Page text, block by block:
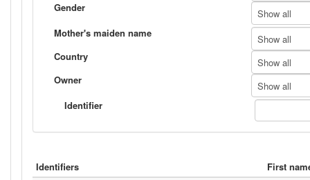
Gender
Show all
Mother's maiden name
Show all
Country
Show all
Owner
Show all
Identifier
Identifiers
First